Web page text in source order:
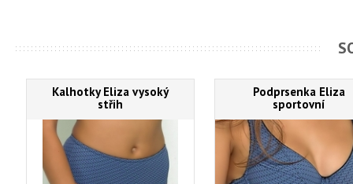
Kalhotky Eliza vysoký
střih
Podprsenka Eliza
sportovní